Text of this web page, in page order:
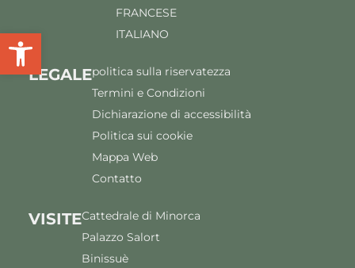
Apri la barra degli strumenti
VISITECattedrale di Minorca
Palazzo Salort
Binissuè
FRANCESE
ITALIANO
LEGALEpolitica sulla riservatezza
Termini e Condizioni
Dichiarazione di accessibilità
Politica sui cookie
Mappa Web
Contatto